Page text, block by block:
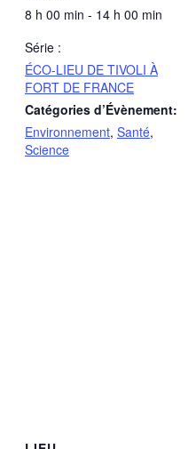
8 h 00 min - 14 h 00 min
Série :
ÉCO-LIEU DE TIVOLI À
FORT DE FRANCE
Catégories d’Évènement:
Environnement, Santé,
Science